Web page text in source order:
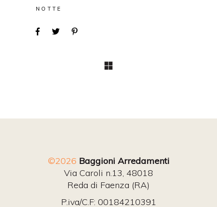
NOTTE
©2026 Baggioni Arredamenti
Via Caroli n.13, 48018
Reda di Faenza (RA)
P.iva/C.F: 00184210391